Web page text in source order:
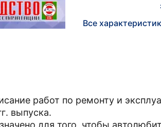
Все
работ по ремонту и
выпуска.
для того, чтобы